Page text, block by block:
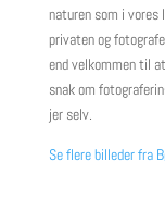
naturen som i vores
privaten og
end velkommen til
snak om
jer selv.
Se flere billeder fra